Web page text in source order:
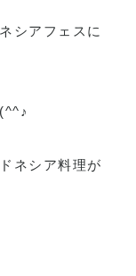
シアフェスに
ネシア料理が